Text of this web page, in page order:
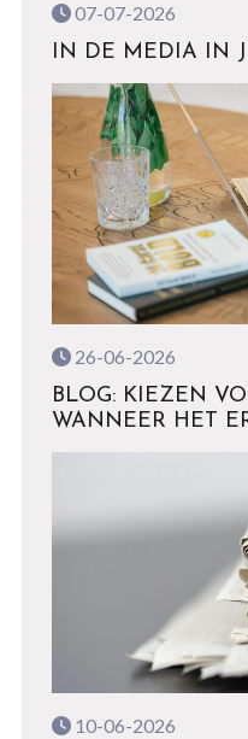
07-07-2026
IN DE MEDIA IN
26-06-2026
BLOG: KIEZEN
WANNEER HET
10-06-2026